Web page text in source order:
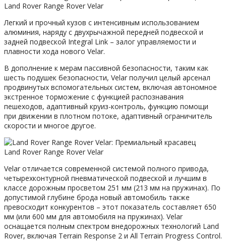
Land Rover Range Rover Velar
Легкий и прочный кузов с интенсивным использованием
алюминия, наряду с двухрычажной передней подвеской и
задней подвеской Integral Link – залог управляемости и
плавности хода нового Velar.
В дополнение к мерам пассивной безопасности, таким как
шесть подушек безопасности, Velar получил целый арсенал
продвинутых вспомогательных систем, включая автономное
экстренное торможение с функцией распознавания
пешеходов, адаптивный круиз-контроль, функцию помощи
при движении в плотном потоке, адаптивный ограничитель
скорости и многое другое.
Land Rover Range Rover Velar
Velar отличается современной системой полного привода,
четырехконтурной пневматической подвеской и лучшим в
классе дорожным просветом 251 мм (213 мм на пружинах). По
допустимой глубине брода новый автомобиль также
превосходит конкурентов – этот показатель составляет 650
мм (или 600 мм для автомобиля на пружинах). Velar
оснащается полным спектром внедорожных технологий Land
Rover, включая Terrain Response 2 и All Terrain Progress Control.